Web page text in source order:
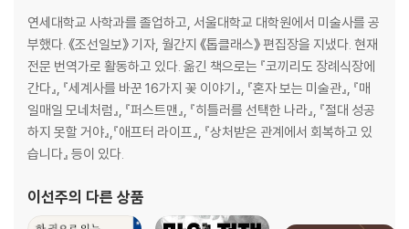
아스테카 문명: 중앙아메리카 역사상 가장 강력한 국가 … 191
신대륙과 노예 무역: 제국주의의 시작 … 194
성공회와 개신교의 탄생: 튜더 왕조부터 30년 전쟁까지 … 200
일본의 통일: 사무라이와 쇼군의 시대 … 211
프랑스 혁명: 로베스피에르와 인간의 권리 선언 … 215
미국 독립 선언: 노예 해방과 흑인 인권 … 221
나폴레옹 황제: 법전을 남긴 지배자 … 229
독일 제국: 비스마르크에서 바이마르 공화국까지 … 234
오스만 제국: 튀르키예 공화국의 어제와 오늘 … 238
연세대학교 사학과를 졸업하고, 서울대학교 대학원에서 미술사를 공
부했다. 《조선일보》 기자, 월간지 《톱클래스》 편집장을 지냈다. 현재
전문 번역가로 활동하고 있다. 옮긴 책으로는 『코끼리도 장례식장에
간다』, 『세계사를 바꾼 16가지 꽃 이야기』, 『혼자 보는 미술관』, 『매
일매일 모네처럼』, 『퍼스트맨』, 『히틀러를 선택한 나라』, 『절대 성공
하지 못할 거야』,『애프터 라이프』, 『상처받은 관계에서 회복하고 있
습니다』 등이 있다.
이선주의 다른 상품